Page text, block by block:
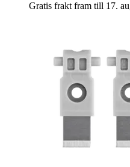
Gratis frakt fram till 17.